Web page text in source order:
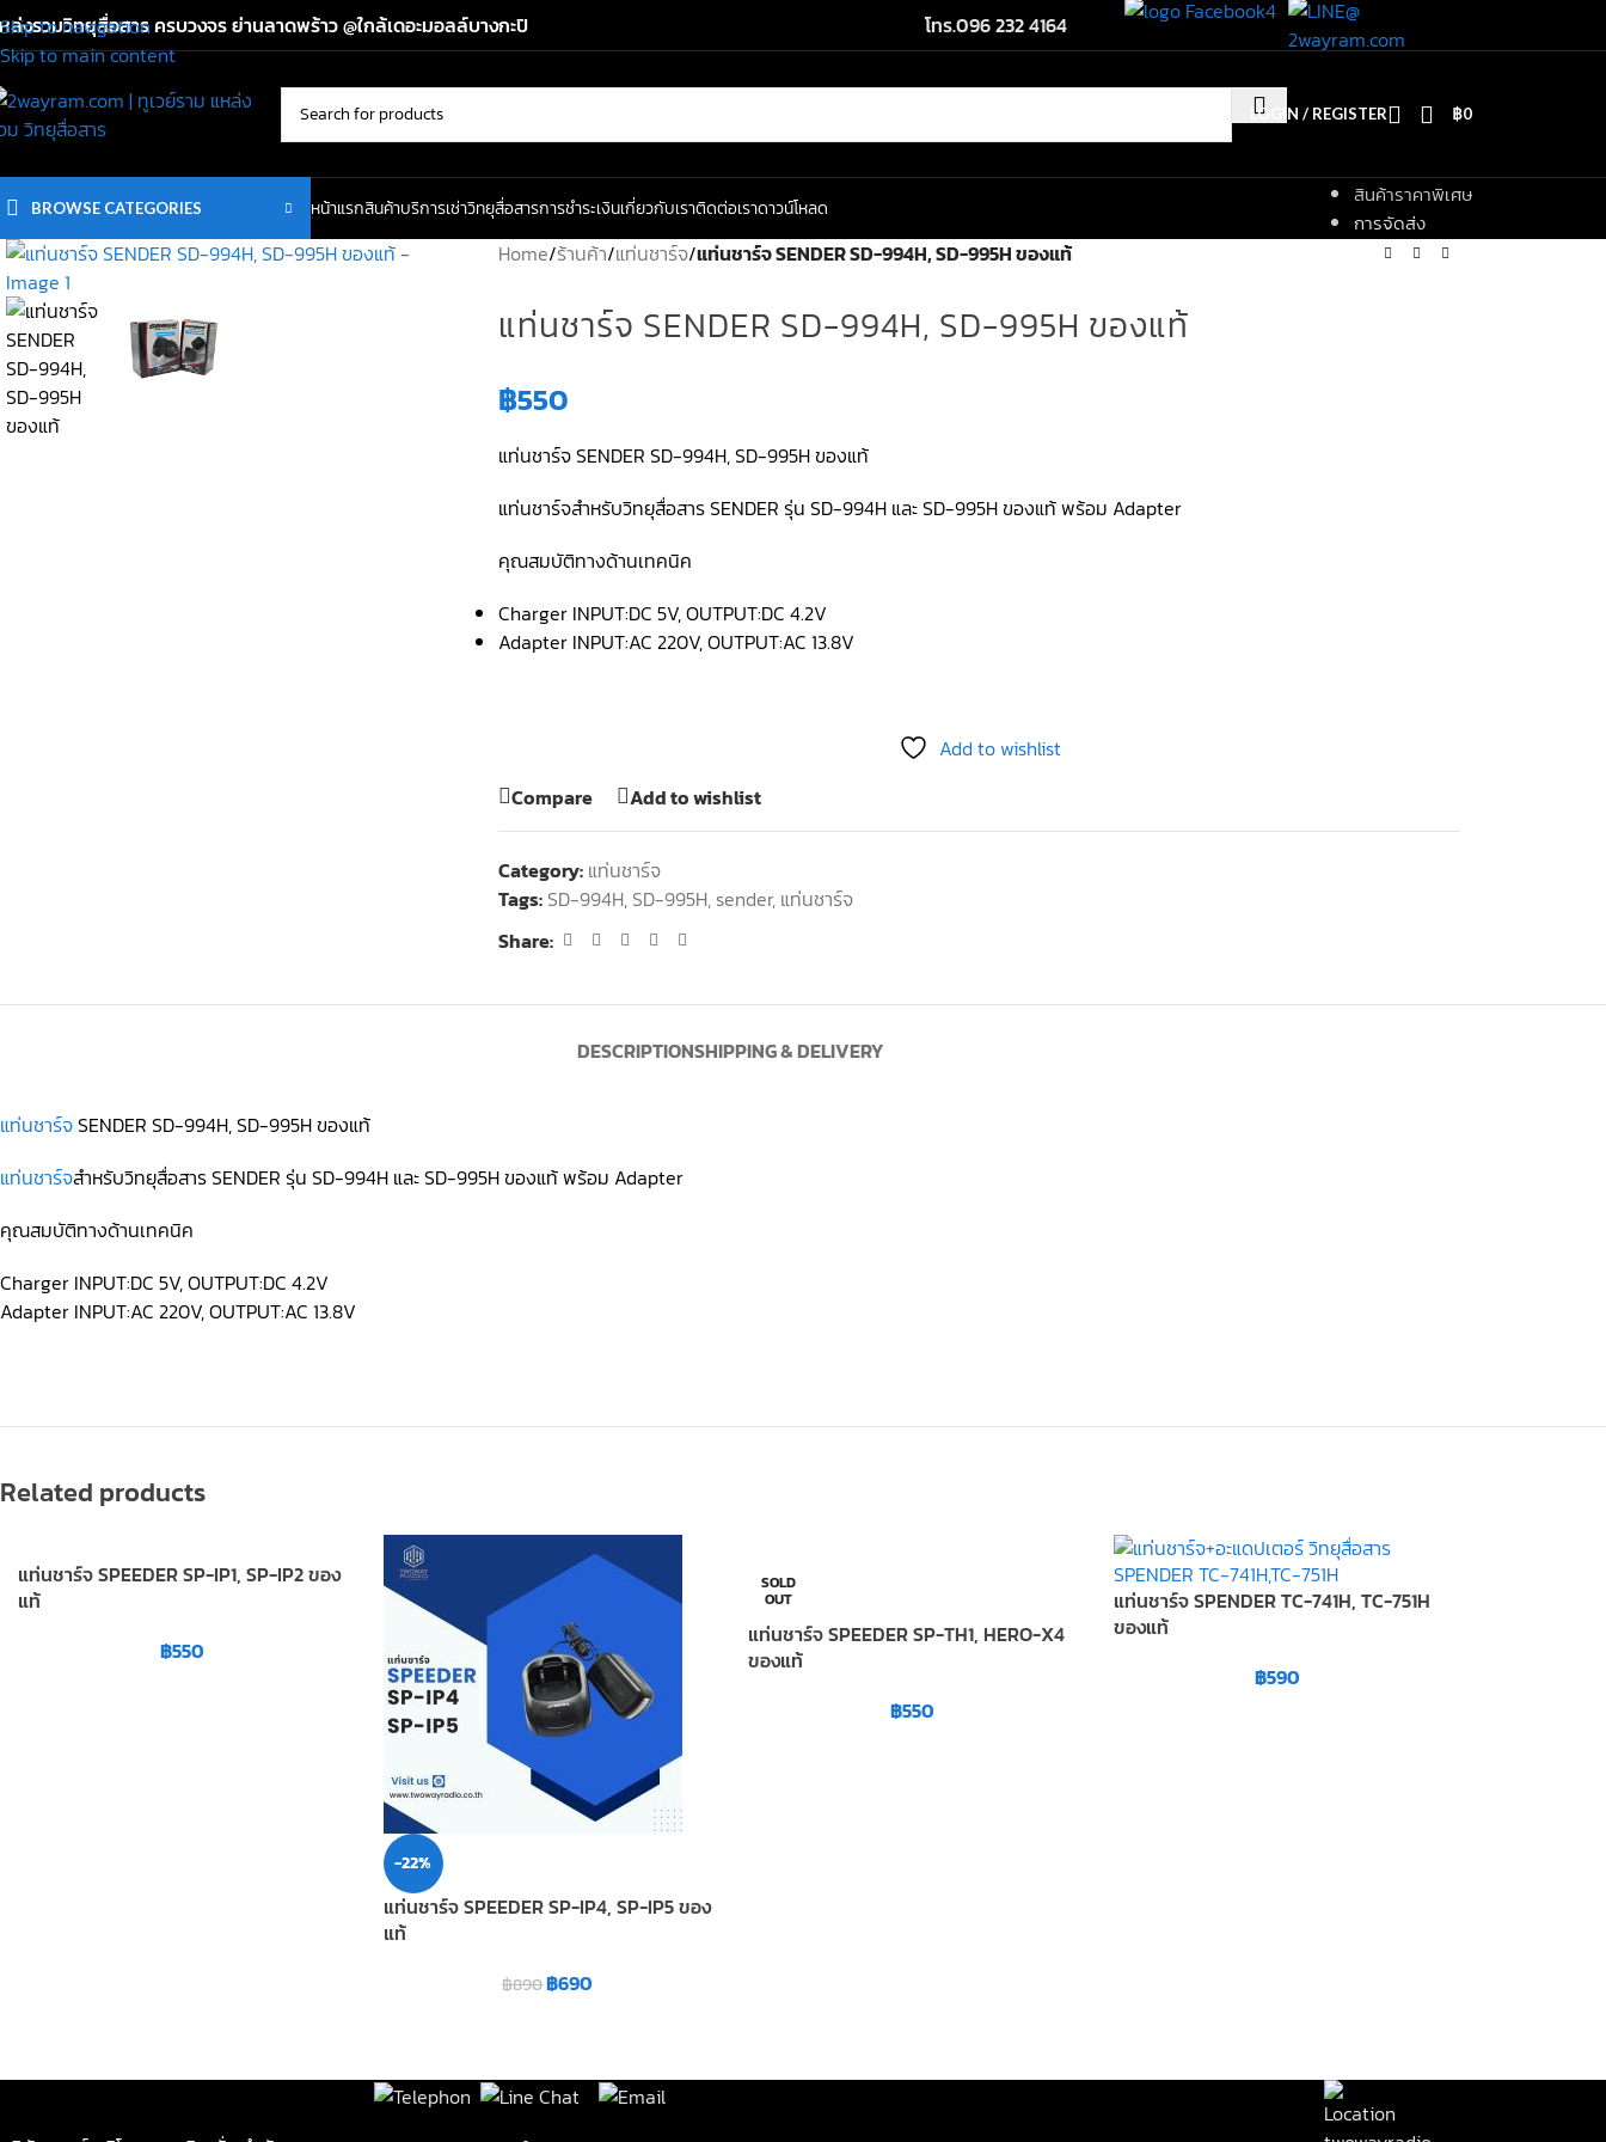
Skip to navigation
Skip to main content
ล่งรวมวิทยุสื่อสาร ครบวงจร ย่านลาดพร้าว @ใกล้เดอะมอลล์บางกะปิ โทร.096 232 4164
LOGIN / REGISTER ฿0
BROWSE CATEGORIES หน้าแรกสินค้าบริการเช่าวิทยุสื่อสารการชำระเงินเกี่ยวกับเราติดต่อเราดาวน์โหลด
สินค้าราคาพิเศษ
การจัดส่ง
Home/ร้านค้า/แท่นชาร์จ/แท่นชาร์จ SENDER SD-994H, SD-995H ของแท้
แท่นชาร์จ SENDER SD-994H, SD-995H ของแท้
฿550
แท่นชาร์จ SENDER SD-994H, SD-995H ของแท้
แท่นชาร์จสำหรับวิทยุสื่อสาร SENDER รุ่น SD-994H และ SD-995H ของแท้ พร้อม Adapter
คุณสมบัติทางด้านเทคนิค
Charger INPUT:DC 5V, OUTPUT:DC 4.2V
Adapter INPUT:AC 220V, OUTPUT:AC 13.8V
Add to wishlist
Compare
Add to wishlist
Category: แท่นชาร์จ
Tags: SD-994H, SD-995H, sender, แท่นชาร์จ
Share:
DESCRIPTIONSHIPPING & DELIVERY
แท่นชาร์จSENDER SD-994H, SD-995H ของแท้
แท่นชาร์จสำหรับวิทยุสื่อสาร SENDER รุ่น SD-994H และ SD-995H ของแท้ พร้อม Adapter
คุณสมบัติทางด้านเทคนิค
Charger INPUT:DC 5V, OUTPUT:DC 4.2V
Adapter INPUT:AC 220V, OUTPUT:AC 13.8V
Related products
แท่นชาร์จ SPEEDER SP-IP1, SP-IP2 ของ
แท้
฿550
-22%
แท่นชาร์จ SPEEDER SP-IP4, SP-IP5 ของ
แท้
฿890฿690
SOLD
OUT
แท่นชาร์จ SPEEDER SP-TH1, HERO-X4
ของแท้
฿550
แท่นชาร์จ SPENDER TC-741H, TC-751H
ของแท้
฿590